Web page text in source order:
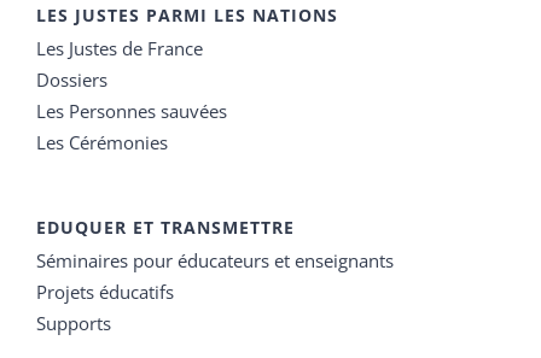
LES JUSTES PARMI LES NATIONS
Les Justes de France
Dossiers
Les Personnes sauvées
Les Cérémonies
EDUQUER ET TRANSMETTRE
Séminaires pour éducateurs et enseignants
Projets éducatifs
Supports